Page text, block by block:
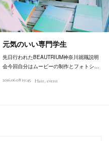
元気のいい専門学生
先日行われたBEAUTRIUM神奈川就職説明
会今回自分はムービーの制作とフォトシ…
2016.06.08 19:45 Hair event